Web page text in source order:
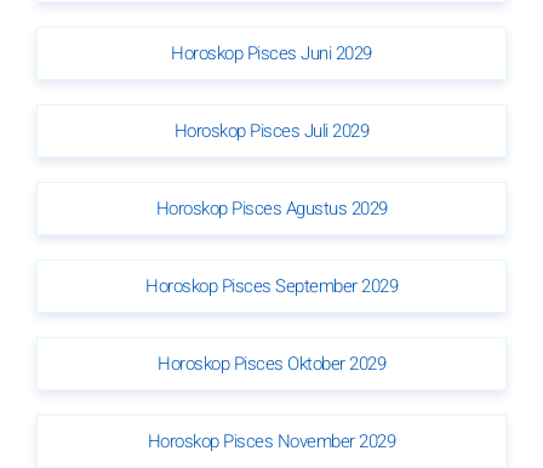
Horoskop Pisces Juni 2029
Horoskop Pisces Juli 2029
Horoskop Pisces Agustus 2029
Horoskop Pisces September 2029
Horoskop Pisces Oktober 2029
Horoskop Pisces November 2029